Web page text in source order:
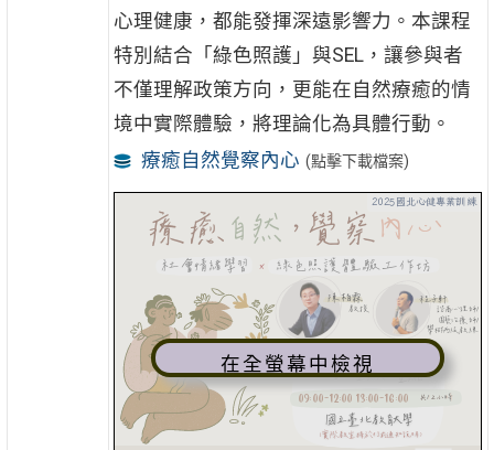
心理健康，都能發揮深遠影響力。本課程
特別結合「綠色照護」與SEL，讓參與者
不僅理解政策方向，更能在自然療癒的情
境中實際體驗，將理論化為具體行動。
療癒自然覺察內心 (點擊下載檔案)
在全螢幕中檢視